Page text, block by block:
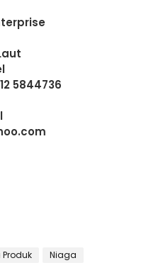
5844736
Niaga